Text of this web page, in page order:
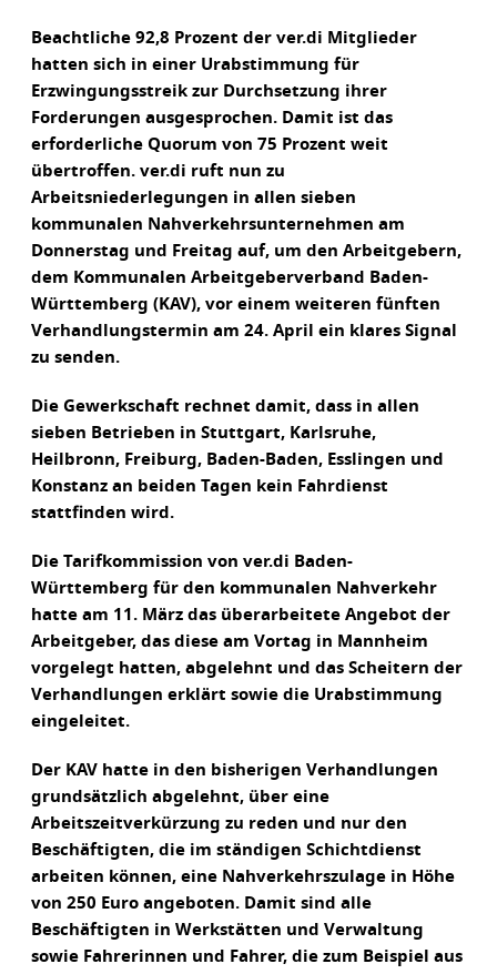
Beachtliche 92,8 Prozent der ver.di Mitglieder
hatten sich in einer Urabstimmung für
Erzwingungsstreik zur Durchsetzung ihrer
Forderungen ausgesprochen. Damit ist das
erforderliche Quorum von 75 Prozent weit
übertroffen. ver.di ruft nun zu
Arbeitsniederlegungen in allen sieben
kommunalen Nahverkehrsunternehmen am
Donnerstag und Freitag auf, um den Arbeitgebern,
dem Kommunalen Arbeitgeberverband Baden-
Württemberg (KAV), vor einem weiteren fünften
Verhandlungstermin am 24. April ein klares Signal
zu senden.
Die Gewerkschaft rechnet damit, dass in allen
sieben Betrieben in Stuttgart, Karlsruhe,
Heilbronn, Freiburg, Baden-Baden, Esslingen und
Konstanz an beiden Tagen kein Fahrdienst
stattfinden wird.
Die Tarifkommission von ver.di Baden-
Württemberg für den kommunalen Nahverkehr
hatte am 11. März das überarbeitete Angebot der
Arbeitgeber, das diese am Vortag in Mannheim
vorgelegt hatten, abgelehnt und das Scheitern der
Verhandlungen erklärt sowie die Urabstimmung
eingeleitet.
Der KAV hatte in den bisherigen Verhandlungen
grundsätzlich abgelehnt, über eine
Arbeitszeitverkürzung zu reden und nur den
Beschäftigten, die im ständigen Schichtdienst
arbeiten können, eine Nahverkehrszulage in Höhe
von 250 Euro angeboten. Damit sind alle
Beschäftigten in Werkstätten und Verwaltung
sowie Fahrerinnen und Fahrer, die zum Beispiel aus